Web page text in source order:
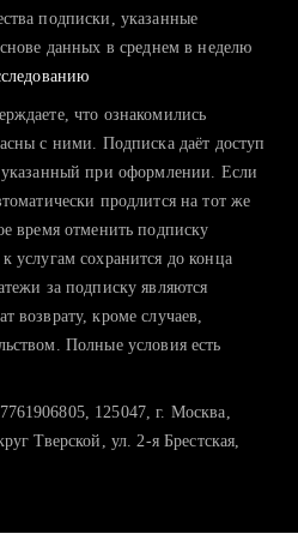
на поиск и вручную поднимаете
конкурентами и оценить шансы
подписки, указанные
данных в среднем в неделю
что ознакомились
с ними. Подписка даёт доступ
при оформлении. Если
продлится на тот же
время отменить подписку
услугам сохранится до конца
за подписку являются
возврату, кроме случаев,
Полные условия есть
125047, г. Москва,
Тверской, ул. 2-я Брестская,